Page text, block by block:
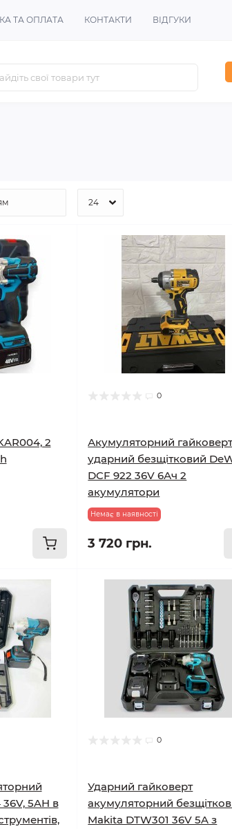
ТА ОПЛАТА КОНТАКТИ ВІДГУКИ
2
0
Акумуляторний
ударний безщітковий
DCF 922 36V 6Ач 2
акумулятори
Немає в наявності
3 720 грн.
5AH в
0
Ударний гайковерт
акумуляторний
Makita DTW301 36V 5A з